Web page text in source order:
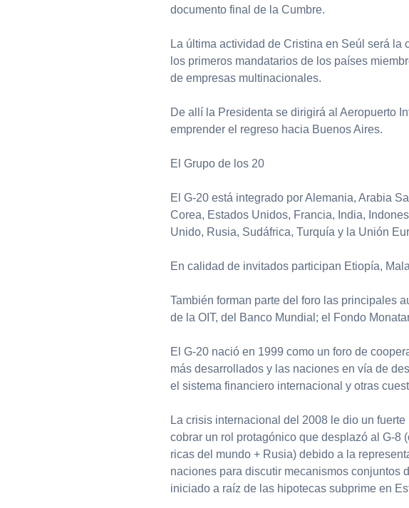
documento final de la Cumbre.
La última actividad de Cristina en Seúl será la
los primeros mandatarios de los países
de empresas multinacionales.
De allí la Presidenta se dirigirá al Aeropuerto
emprender el regreso hacia Buenos Aires.
El Grupo de los 20
El G-20 está integrado por Alemania, Arabia
Corea, Estados Unidos, Francia, India,
Unido, Rusia, Sudáfrica, Turquía y la Unión
En calidad de invitados participan Etiopía,
También forman parte del foro las principales
de la OIT, del Banco Mundial; el Fondo
El G-20 nació en 1999 como un foro de
más desarrollados y las naciones en vía de
el sistema financiero internacional y otras
La crisis internacional del 2008 le dio un
cobrar un rol protagónico que desplazó al G-8
ricas del mundo + Rusia) debido a la
naciones para discutir mecanismos conjuntos
iniciado a raíz de las hipotecas subprime en